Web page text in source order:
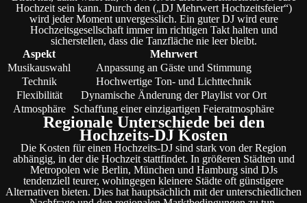
Hochzeit sein kann. Durch den („DJ Mehrwert Hochzeitsfeier“)
wird jeder Moment unvergesslich. Ein guter DJ wird eure
Hochzeitsgesellschaft immer im richtigen Takt halten und
sicherstellen, dass die Tanzfläche nie leer bleibt.
Aspekt
Mehrwert
Musikauswahl
Anpassung an Gäste und Stimmung
Technik
Hochwertige Ton- und Lichttechnik
Flexibilität
Dynamische Änderung der Playlist vor Ort
Atmosphäre
Schaffung einer einzigartigen Feieratmosphäre
Regionale Unterschiede bei den
Hochzeits-DJ Kosten
Die Kosten für einen Hochzeits-DJ sind stark von der Region
abhängig, in der die Hochzeit stattfindet. In größeren Städten und
Metropolen wie Berlin, München und Hamburg sind DJs
tendenziell teurer, wohingegen kleinere Städte oft günstigere
Alternativen bieten. Dies hat hauptsächlich mit der unterschiedlichen